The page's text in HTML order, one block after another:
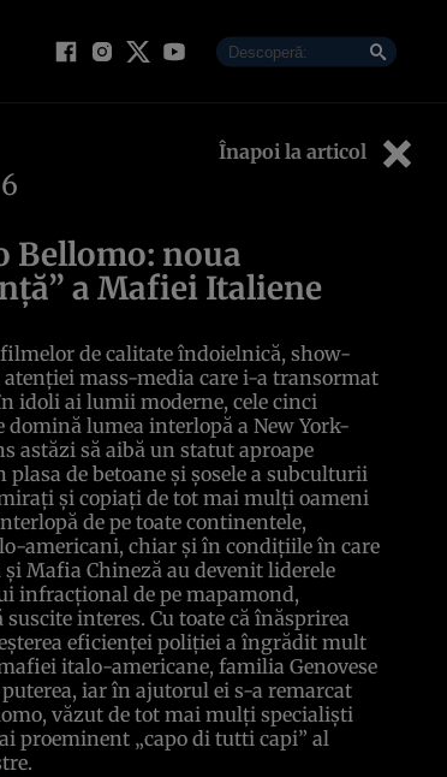
Înapoi la articol
Bellomo: noua
a Mafiei Italiene
de calitate îndoielnică, show-
mass-media care i-a transormat
idoli ai lumii moderne, cele cinci
domină lumea interlopă a New York-
astăzi să aibă un statut aproape
de betoane şi şosele a subculturii
şi copiaţi de tot mai mulţi oameni
de pe toate continentele,
americani, chiar şi în condiţiile în care
şi Mafia Chineză au devenit liderele
infracţional de pe mapamond,
interes. Cu toate că înăsprirea
eficienţei poliţiei a îngrădit mult
italo-americane, familia Genovese
iar în ajutorul ei s-a remarcat
văzut de tot mai mulţi specialişti
proeminent „capo di tutti capi” al